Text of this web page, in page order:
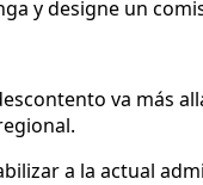
y designe un
va más
a la actual